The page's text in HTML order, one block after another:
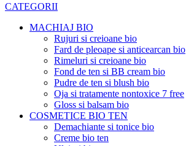
CATEGORII
MACHIAJ BIO
Rujuri si creioane bio
Fard de pleoape si anticearcan bio
Rimeluri si creioane bio
Fond de ten si BB cream bio
Pudre de ten si blush bio
Oja si tratamente nontoxice 7 free
Gloss si balsam bio
COSMETICE BIO TEN
Demachiante si tonice bio
Creme bio ten